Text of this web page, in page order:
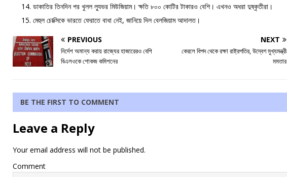
ডাকাতির তিনদিন পর খুলল ল্যুভর মিউজিয়াম। ক্ষতি ৮০০ কোটির টাকারও বেশি। এখনও অধরা দুষ্কৃতীরা।
মেহুল চোক্সিকে ভারতে ফেরাতে বাধা নেই, জানিয়ে দিল বেলজিয়াম আদালত।
PREVIOUS
নির্দেশ অমান্য করায় রাজ্যের হাজারেরও বেশি
বিএলওকে শোকজ কমিশনের
NEXT
কেরলে বিপদ থেকে রক্ষা রাষ্ট্রপতির, উদ্বেগ মুখ্যমন্ত্রী
মমতার
BE THE FIRST TO COMMENT
Leave a Reply
Your email address will not be published.
Comment